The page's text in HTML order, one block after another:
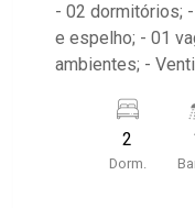
- 02 dormitórios;
e espelho; - 01
ambientes; -
com portão
Creche Lar
2
Dorm.